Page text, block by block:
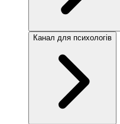
Канал для психологів